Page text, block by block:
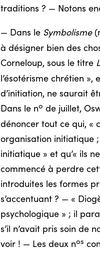
traditions ? — Notons
— Dans le Symbolisme
à désigner bien des
Corneloup, sous le titre
l’ésotérisme chrétien
d’initiation, ne saurait
Dans le no de juillet,
dénoncer tout ce qui, «
organisation initiatique
initiatique » et qu’« ils
commencé à perdre
introduites les formes
s’accentuant ? — «
psychologique » ; il
s’il n’avait pris soin de
voir ! — Les deux nos